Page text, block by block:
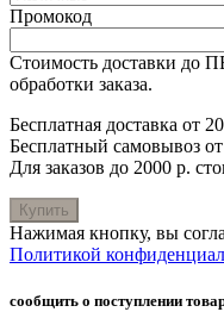
Промокод
Стоимость доставки до
обработки заказа.
Бесплатная доставка от
Бесплатный самовывоз
Для заказов до 2000 р.
Купить
Нажимая кнопку, вы
Политикой
сообщить о поступлении